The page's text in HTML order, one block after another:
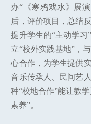
办“《寒鸦戏水》展
后，评价项目，总结
提升学生的“主动学习
立“校外实践基地”，
心合作，为学生提供
音乐传承人、民间艺
种“校地合作”能让教
素养”。